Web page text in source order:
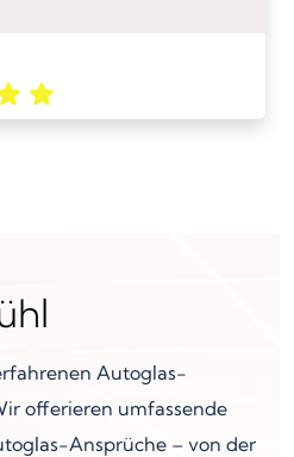
Autoglas-
offerieren umfassende
Ansprüche – von der